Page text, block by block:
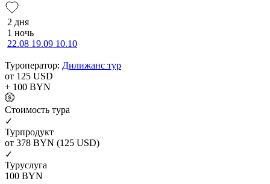
2 дня
1 ночь
22.08 19.09 10.10
Туроператор: Дилижанс тур
от 125 USD
+ 100 BYN
Cтоимость тура
✓
Турпродукт
от 378 BYN (125 USD)
✓
Туруслуга
100 BYN